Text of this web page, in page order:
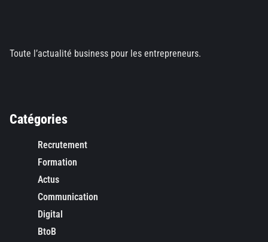
Toute l’actualité business pour les entrepreneurs.
Catégories
Recrutement
Formation
Actus
Communication
Digital
BtoB